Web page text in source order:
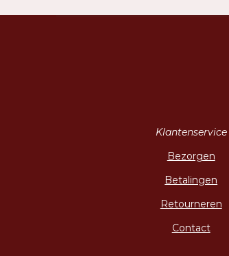
Klantenservice
Bezorgen
Betalingen
Retourneren
Contact